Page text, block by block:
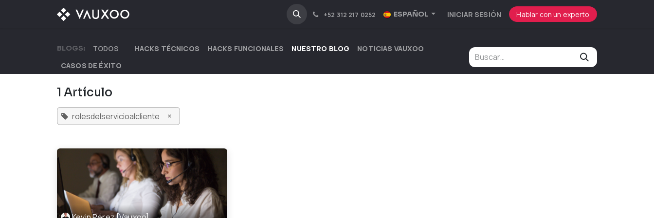
INDUSTRIAS +52 312 217 0252 ESPAÑOL INICIAR SESIÓN Hablar con un experto
BLOGS: TODOS HACKS TÉCNICOS HACKS FUNCIONALES NUESTRO BLOG
NOTICIAS VAUXOO
CASOS DE ÉXITO
1 Artículo
rolesdelservicioalcliente ×